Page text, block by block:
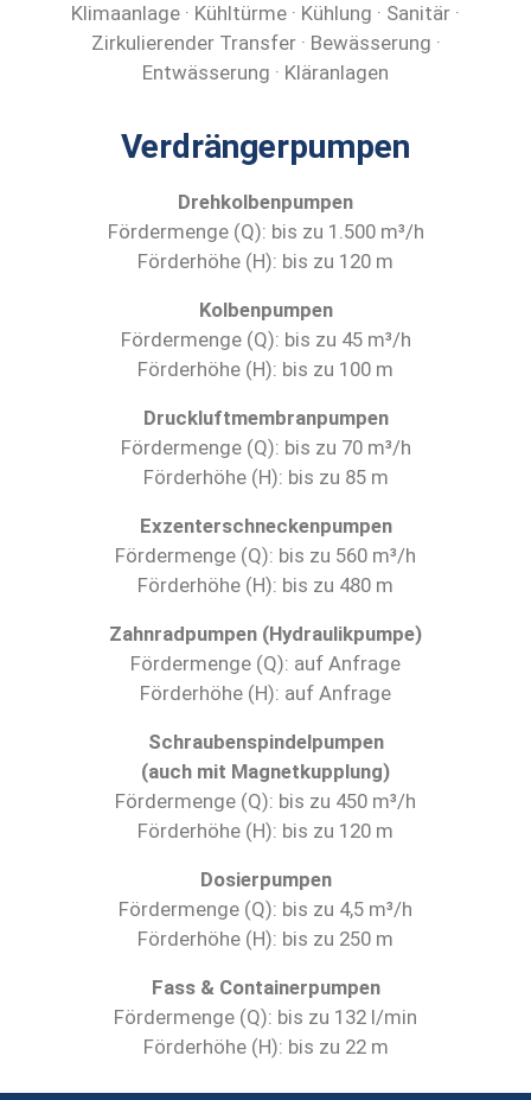
Klimaanlage · Kühltürme · Kühlung · Sanitär ·
Zirkulierender Transfer · Bewässerung ·
Entwässerung · Kläranlagen
Verdrängerpumpen
Drehkolbenpumpen
Fördermenge (Q): bis zu 1.500 m³/h
Förderhöhe (H): bis zu 120 m
Kolbenpumpen
Fördermenge (Q): bis zu 45 m³/h
Förderhöhe (H): bis zu 100 m
Druckluftmembranpumpen
Fördermenge (Q): bis zu 70 m³/h
Förderhöhe (H): bis zu 85 m
Exzenterschneckenpumpen
Fördermenge (Q): bis zu 560 m³/h
Förderhöhe (H): bis zu 480 m
Zahnradpumpen (Hydraulikpumpe)
Fördermenge (Q): auf Anfrage
Förderhöhe (H): auf Anfrage
Schraubenspindelpumpen
(auch mit Magnetkupplung)
Fördermenge (Q): bis zu 450 m³/h
Förderhöhe (H): bis zu 120 m
Dosierpumpen
Fördermenge (Q): bis zu 4,5 m³/h
Förderhöhe (H): bis zu 250 m
Fass & Containerpumpen
Fördermenge (Q): bis zu 132 l/min
Förderhöhe (H): bis zu 22 m